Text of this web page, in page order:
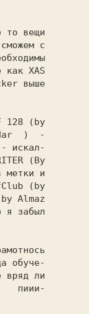
с
как XAS
выше
)  -
- искал-
(By
метки и
(by
Almaz
я забыл
обуче-
вряд ли
пиии-